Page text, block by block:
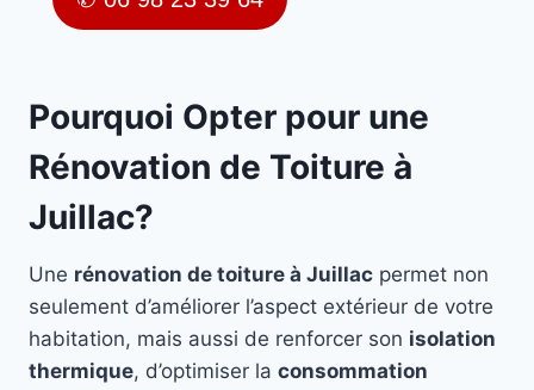
Pourquoi Opter pour une
Rénovation de Toiture à
Juillac?
Une rénovation de toiture à Juillac permet non
seulement d’améliorer l’aspect extérieur de votre
habitation, mais aussi de renforcer son isolation
thermique, d’optimiser la consommation